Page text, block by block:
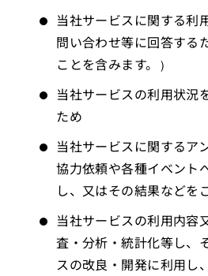
当社サービスに関する利
問い合わせ等に回答する
ことを含みます。）
当社サービスの利用状況
ため
当社サービスに関するア
協力依頼や各種イベント
し、又はその結果などを
当社サービスの利用内容
査・分析・統計化等し、
スの改良・開発に利用し